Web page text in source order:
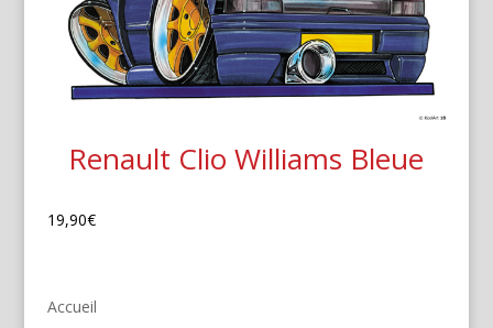
Renault Clio Williams Bleue
19,90€
Accueil